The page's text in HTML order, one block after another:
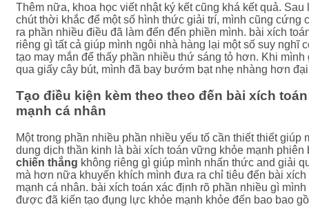
Thêm nữa, khoa học viết nhật ký kết cũng khá kết quả. Sau
chút thời khắc để một số hình thức giải trí, mình cũng cứng
ra phần nhiều điều đã làm đến đến phiền mình. bài xích
riêng gì tất cả giúp mình ngôi nhà hàng lại một số suy nghĩ
tạo may mắn để thấy phần nhiều thứ sáng tỏ hơn. Khi
qua giấy cây bút, mình đã bay bướm bạt nhẹ nhàng hơn
Tạo điều kiện kèm theo theo đến bài xích
mạnh cá nhân
Một trong phần nhiều phần nhiều yếu tố cần thiết thiết giúp
dung dịch thần kinh là bài xích toán vững khỏe mạnh phiên
chiến thắng không riêng gì giúp mình nhấn thức and giải
mà hơn nữa khuyến khích mình đưa ra chỉ tiêu đến bài
mạnh cá nhân. bài xích toán xác định rõ phần nhiều gì
được đã kiến tạo đụng lực khỏe mạnh khỏe đến bao bao